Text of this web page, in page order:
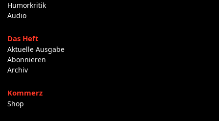
Humorkritik
Audio
Das Heft
Aktuelle Ausgabe
Abonnieren
Archiv
Kommerz
Shop